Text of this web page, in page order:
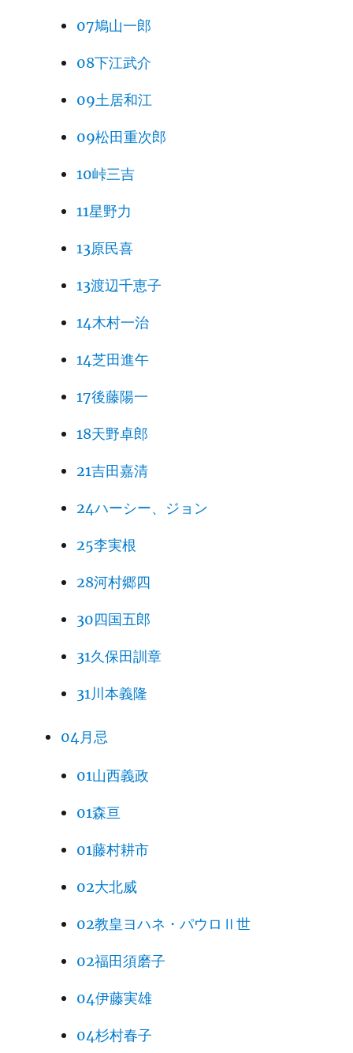
07鳩山一郎
08下江武介
09土居和江
09松田重次郎
10峠三吉
11星野力
13原民喜
13渡辺千恵子
14木村一治
14芝田進午
17後藤陽一
18天野卓郎
21吉田嘉清
24ハーシー、ジョン
25李実根
28河村郷四
30四国五郎
31久保田訓章
31川本義隆
04月忌
01山西義政
01森亘
01藤村耕市
02大北威
02教皇ヨハネ・パウロⅡ世
02福田須磨子
04伊藤実雄
04杉村春子